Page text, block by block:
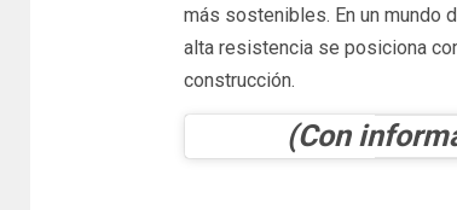
más sostenibles. En un mundo
alta resistencia se posiciona
construcción.
(Con